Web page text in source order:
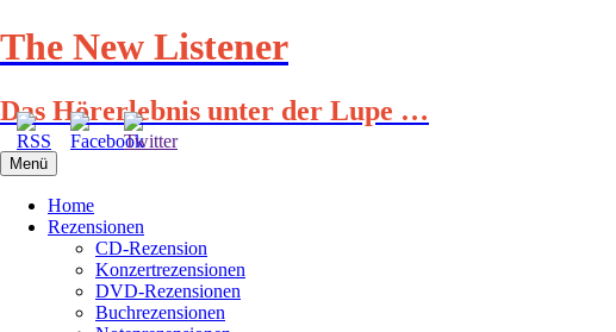
Zum
Inhalt
The New Listener
Das Hörerlebnis unter der Lupe …
Menü
Home
Rezensionen
CD-Rezension
Konzertrezensionen
DVD-Rezensionen
Buchrezensionen